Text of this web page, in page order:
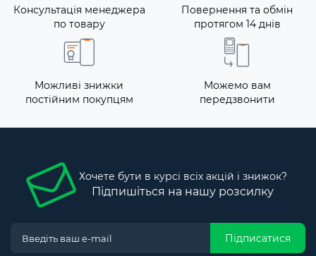
Консультація менеджера
по товару
Повернення та обмін
протягом 14 днів
Можливі знижки
постійним покупцям
Можемо вам
передзвонити
Хочете бути в курсі всіх акцій і знижок?
Підпишіться на нашу розсилку
Підписатися